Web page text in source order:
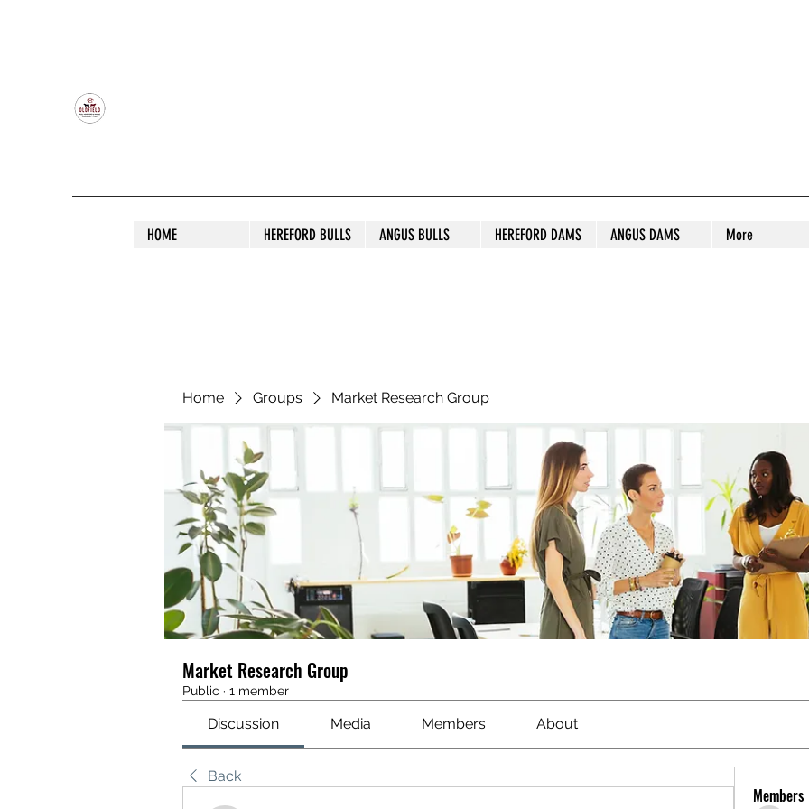
HOME HEREFORD BULLS ANGUS BULLS HEREFORD DAMS ANGUS DAMS More
Home Groups Market Research Group
Market Research Group
Public · 1 member
Discussion Media Members About
Back
Members